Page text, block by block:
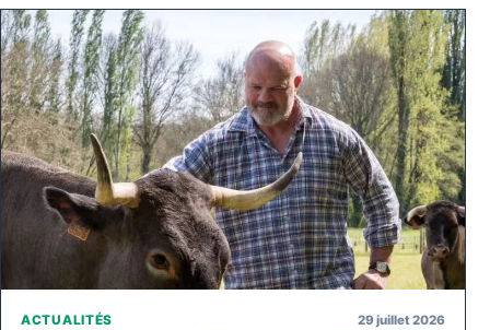
ACTUALITÉS 29 juillet 2026